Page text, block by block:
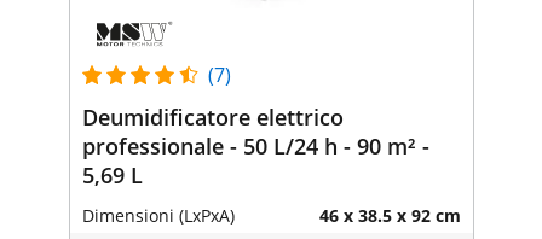
(7)
Deumidificatore elettrico
professionale - 50 L/24 h - 90 m² -
5,69 L
Dimensioni (LxPxA) 46 x 38.5 x 92 cm